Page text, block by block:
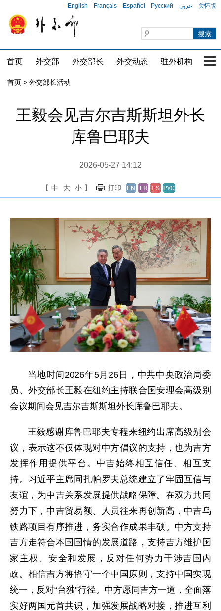
English Français Español Русский عربي 关怀版
首页 外交部 外交部长 外交动态 驻外机构 国
首页 > 外交部长活动
王毅会见吉尔吉斯斯坦外长
库鲁巴耶夫
2026-05-27 14:12
【 中 大 小 】 打印
当地时间2026年5月26日，中共中央政治局委
员、外交部长王毅在纽约主持联合国安理会高级别
会议期间会见吉尔吉斯斯坦外长库鲁巴耶夫。
王毅感谢库鲁巴耶夫专程来纽约出席高级别会
议，表示这不仅体现对中方倡议的支持，也为吉方
发挥作用提供平台。中吉始终相互信任、相互支
持。习近平主席同扎帕罗夫总统建立了牢固互信与
友谊，为中吉关系发展提供战略保障。在双方共同
努力下，中吉贸易额、人员往来再创新高，中吉乌
铁路项目有序推进，务实合作成果丰硕。中方支持
吉方走符合本国国情的发展道路，支持吉方维护国
家主权、安全和发展，反对任何势力干涉吉国内
政。相信吉方将恪守一个中国原则，支持中国实现
统一，反对“台独”行径。中方愿同吉方一道，全面落
实好两国元首共识，加强发展战略对接，推进互利